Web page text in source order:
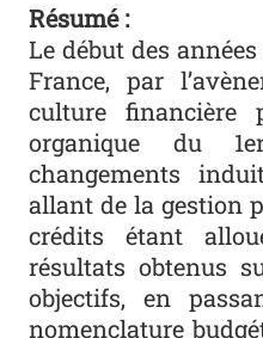
Résumé :
Le début des
France, par
culture financière
organique du
changements
allant de la gestion
crédits étant
résultats obtenus
objectifs, en
nomenclature